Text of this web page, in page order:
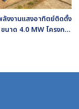
ลังงานแสงอาทิตย์ติดตั้ง
าด 4.0 MW โครงการ